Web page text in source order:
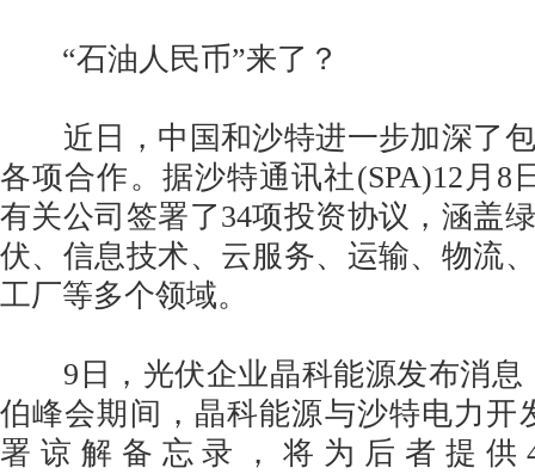
“石油人民币”来了？
近日，中国和沙特进一步加深了包
各项合作。据沙特通讯社(SPA)12月8
有关公司签署了34项投资协议，涵盖
伏、信息技术、云服务、运输、物流
工厂等多个领域。
9日，光伏企业晶科能源发布消息
伯峰会期间，晶科能源与沙特电力开
署谅解备忘录，将为后者提供